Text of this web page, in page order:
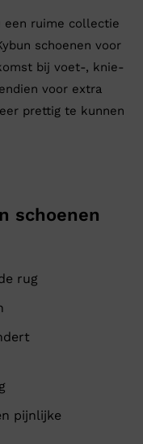
een ruime collectie
schoenen voor
bij voet-, knie-
voor extra
prettig te kunnen
schoenen
rug
pijnlijke